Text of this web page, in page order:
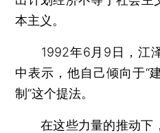
本主义。
1992年6月9日，江泽
中表示，他自己倾向于“
制”这个提法。
在这些力量的推动下